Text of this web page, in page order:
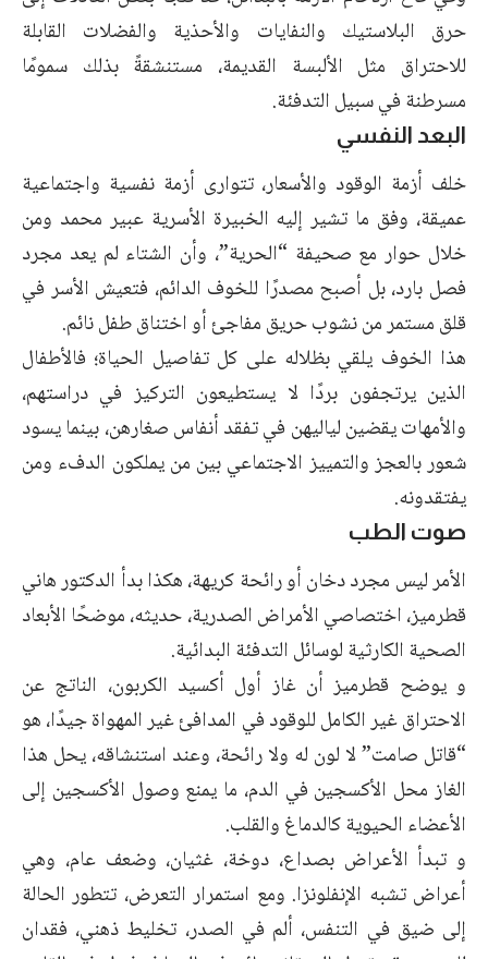
حرق البلاستيك والنفايات والأحذية والفضلات القابلة
للاحتراق مثل الألبسة القديمة، مستنشقةً بذلك سمومًا
مسرطنة في سبيل التدفئة.
البعد النفسي
خلف أزمة الوقود والأسعار، تتوارى أزمة نفسية واجتماعية
عميقة، وفق ما تشير إليه الخبيرة الأسرية عبير محمد ومن
خلال حوار مع صحيفة “الحرية”، وأن الشتاء لم يعد مجرد
فصل بارد، بل أصبح مصدرًا للخوف الدائم، فتعيش الأسر في
قلق مستمر من نشوب حريق مفاجئ أو اختناق طفل نائم.
هذا الخوف يلقي بظلاله على كل تفاصيل الحياة؛ فالأطفال
الذين يرتجفون بردًا لا يستطيعون التركيز في دراستهم،
والأمهات يقضين لياليهن في تفقد أنفاس صغارهن، بينما يسود
شعور بالعجز والتمييز الاجتماعي بين من يملكون الدفء ومن
يفتقدونه.
صوت الطب
الأمر ليس مجرد دخان أو رائحة كريهة، هكذا بدأ الدكتور هاني
قطرميز، اختصاصي الأمراض الصدرية، حديثه، موضحًا الأبعاد
الصحية الكارثية لوسائل التدفئة البدائية.
و يوضح قطرميز أن غاز أول أكسيد الكربون، الناتج عن
الاحتراق غير الكامل للوقود في المدافئ غير المهواة جيدًا، هو
“قاتل صامت” لا لون له ولا رائحة، وعند استنشاقه، يحل هذا
الغاز محل الأكسجين في الدم، ما يمنع وصول الأكسجين إلى
الأعضاء الحيوية كالدماغ والقلب.
و تبدأ الأعراض بصداع، دوخة، غثيان، وضعف عام، وهي
أعراض تشبه الإنفلونزا. ومع استمرار التعرض، تتطور الحالة
إلى ضيق في التنفس، ألم في الصدر، تخليط ذهني، فقدان